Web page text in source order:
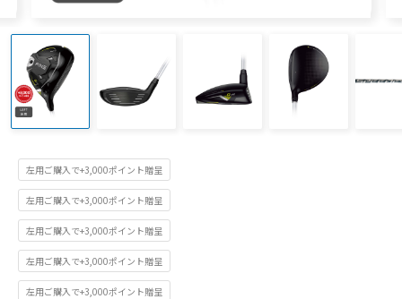
左用ご購入で+3,000ポイント贈呈
左用ご購入で+3,000ポイント贈呈
左用ご購入で+3,000ポイント贈呈
左用ご購入で+3,000ポイント贈呈
左用ご購入で+3,000ポイント贈呈